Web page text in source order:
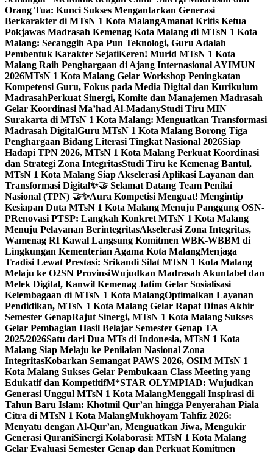
Orang Tua: Kunci Sukses Mengantarkan Generasi
Berkarakter di MTsN 1 Kota MalangAmanat Kritis Ketua
Pokjawas Madrasah Kemenag Kota Malang di MTsN 1 Kota
Malang: Secanggih Apa Pun Teknologi, Guru Adalah
Pembentuk Karakter SejatiKeren! Murid MTsN 1 Kota
Malang Raih Penghargaan di Ajang Internasional AYIMUN
2026MTsN 1 Kota Malang Gelar Workshop Peningkatan
Kompetensi Guru, Fokus pada Media Digital dan Kurikulum
MadrasahPerkuat Sinergi, Komite dan Manajemen Madrasah
Gelar Koordinasi Ma’had Al-MadanyStudi Tiru MIN
Surakarta di MTsN 1 Kota Malang: Menguatkan Transformasi
Madrasah DigitalGuru MTsN 1 Kota Malang Borong Tiga
Penghargaan Bidang Literasi Tingkat Nasional 2026Siap
Hadapi TPN 2026, MTsN 1 Kota Malang Perkuat Koordinasi
dan Strategi Zona IntegritasStudi Tiru ke Kemenag Bantul,
MTsN 1 Kota Malang Siap Akselerasi Aplikasi Layanan dan
Transformasi Digital✨🤝 Selamat Datang Team Penilai
Nasional (TPN) 🤝✨Aura Kompetisi Menguat! Mengintip
Kesiapan Duta MTsN 1 Kota Malang Menuju Panggung OSN-
PRenovasi PTSP: Langkah Konkret MTsN 1 Kota Malang
Menuju Pelayanan BerintegritasAkselerasi Zona Integritas,
Wamenag RI Kawal Langsung Komitmen WBK-WBBM di
Lingkungan Kementerian Agama Kota MalangMenjaga
Tradisi Lewat Prestasi: Srikandi Silat MTsN 1 Kota Malang
Melaju ke O2SN ProvinsiWujudkan Madrasah Akuntabel dan
Melek Digital, Kanwil Kemenag Jatim Gelar Sosialisasi
Kelembagaan di MTsN 1 Kota MalangOptimalkan Layanan
Pendidikan, MTsN 1 Kota Malang Gelar Rapat Dinas Akhir
Semester GenapRajut Sinergi, MTsN 1 Kota Malang Sukses
Gelar Pembagian Hasil Belajar Semester Genap TA
2025/2026Satu dari Dua MTs di Indonesia, MTsN 1 Kota
Malang Siap Melaju ke Penilaian Nasional Zona
IntegritasKobarkan Semangat PAWS 2026, OSIM MTsN 1
Kota Malang Sukses Gelar Pembukaan Class Meeting yang
Edukatif dan KompetitifM*STAR OLYMPIAD: Wujudkan
Generasi Unggul MTsN 1 Kota MalangMenggali Inspirasi di
Tahun Baru Islam: Khotmil Qur’an hingga Penyerahan Piala
Citra di MTsN 1 Kota MalangMukhoyam Tahfiz 2026:
Menyatu dengan Al-Qur’an, Menguatkan Jiwa, Mengukir
Generasi QuraniSinergi Kolaborasi: MTsN 1 Kota Malang
Gelar Evaluasi Semester Genap dan Perkuat Komitmen